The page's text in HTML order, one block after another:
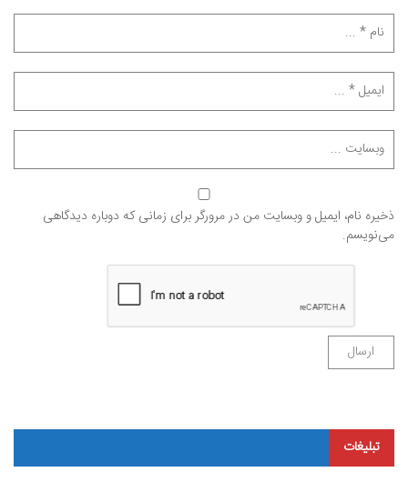
ذخیره نام، ایمیل و وبسایت من در مرورگر برای زمانی که دوباره دیدگاهی
می‌نویسم.
تبلیغات